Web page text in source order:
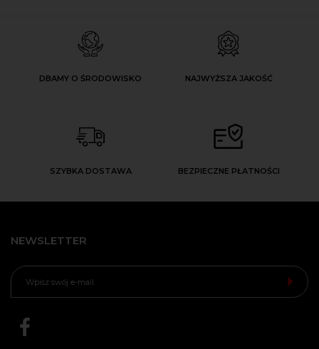
DBAMY O ŚRODOWISKO NAJWYŻSZA JAKOŚĆ
SZYBKA DOSTAWA BEZPIECZNE PŁATNOŚCI
NEWSLETTER